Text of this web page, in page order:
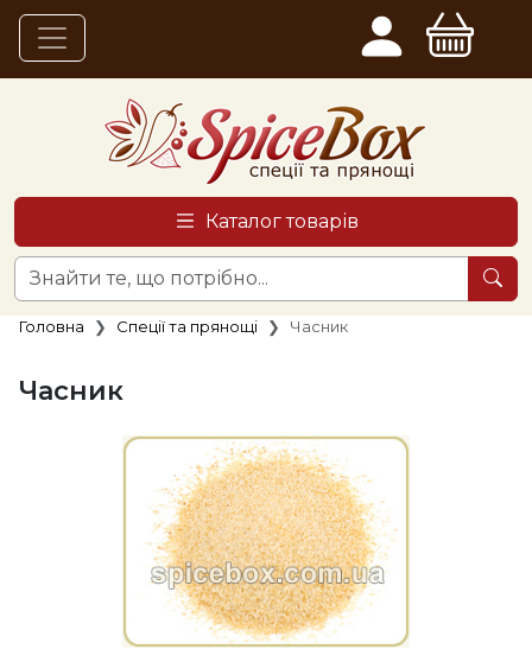
Каталог товарів
Головна Спеції та прянощі Часник
Часник